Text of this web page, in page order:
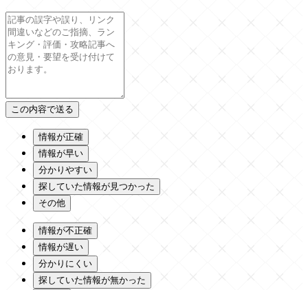
情報が正確
情報が早い
分かりやすい
探していた情報が見つかった
その他
情報が不正確
情報が遅い
分かりにくい
探していた情報が無かった